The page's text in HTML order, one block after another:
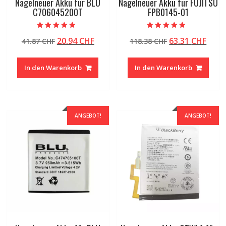
Nagelneuer Akku für BLU
C706045200T
5.00
von 5
41.87CHF Ursprünglicher
war:
41.87 CHF
20.94CHFAktueller
In den Warenkorb
Nagelneuer Akku für FUJITSU
FPB0145-01
5.00
von 5
118.38CHF
war:
118.38 CHF
63.31 CHF
In den Warenkorb
ANGEBOT! ANGEBOT!